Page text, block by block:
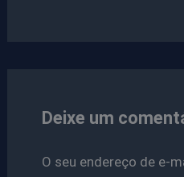
Deixe um
O seu endereço de e-